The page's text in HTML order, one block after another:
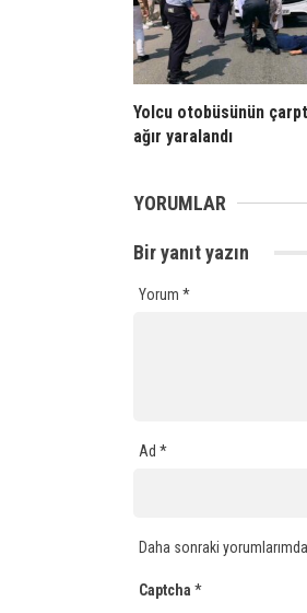
Yolcu otobüsünün
ağır yaralandı
YORUMLAR
Bir yanıt yazın
Yorum *
Ad *
Daha sonraki
Captcha *